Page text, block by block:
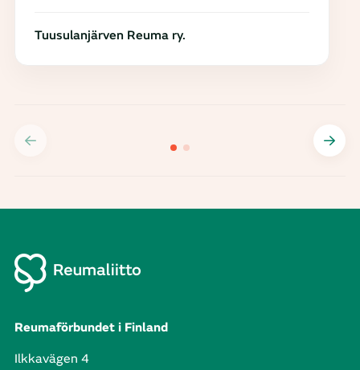
Tuusulanjärven Reuma ry.
Reumaförbundet i Finland
Ilkkavägen 4